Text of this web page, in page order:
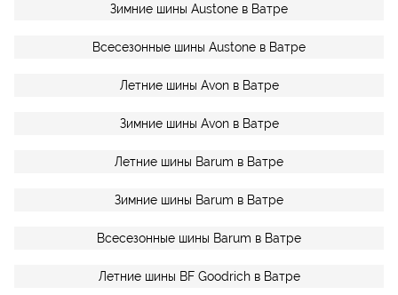
Зимние шины Austone в Ватре
Всесезонные шины Austone в Ватре
Летние шины Avon в Ватре
Зимние шины Avon в Ватре
Летние шины Barum в Ватре
Зимние шины Barum в Ватре
Всесезонные шины Barum в Ватре
Летние шины BF Goodrich в Ватре